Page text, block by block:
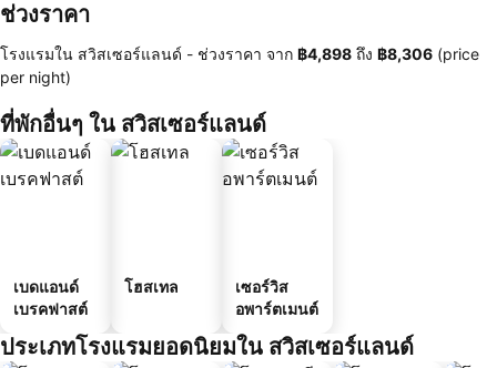
ช่วงราคา
โรงแรมใน สวิสเซอร์แลนด์ - ช่วงราคา จาก ‎฿4,898 ถึง ‎฿8,306 (price
per night)
ที่พักอื่นๆ ใน สวิสเซอร์แลนด์
เบดแอนด์
เบรคฟาสต์
โฮสเทล
เซอร์วิส
อพาร์ตเมนต์
ประเภทโรงแรมยอดนิยมใน สวิสเซอร์แลนด์